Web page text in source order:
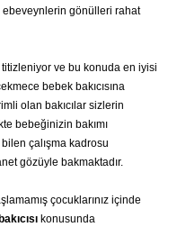
ebeveynlerin gönülleri rahat
ve bu konuda en iyisi
bebek bakıcısına
olan bakıcılar sizlerin
bebeğinizin bakımı
çalışma kadrosu
gözüyle bakmaktadır.
çocuklarınız içinde
konusunda